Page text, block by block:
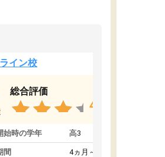
イン校
総合評価
4.4
始時の学年 高3
間 4ヵ月～1年未満